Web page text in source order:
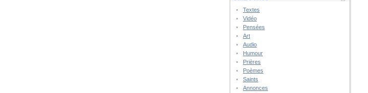
Textes
Vidéo
Pensées
Art
Audio
Humour
Prières
Poèmes
Saints
Annonces